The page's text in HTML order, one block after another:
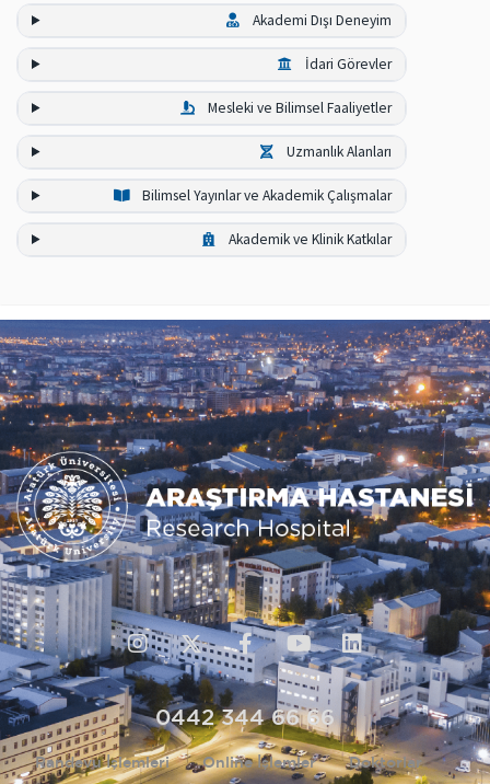
Akademi Dışı Deneyim
İdari Görevler
Mesleki ve Bilimsel Faaliyetler
Uzmanlık Alanları
Bilimsel Yayınlar ve Akademik Çalışmalar
Akademik ve Klinik Katkılar
0442 344 66 66
Randevu İşlemleri Online İşlemler Doktorlar